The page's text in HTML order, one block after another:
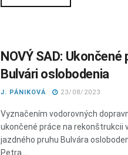
NOVÝ SAD: Ukončené
Bulvári oslobodenia
J. PÁNIKOVÁ 23/08/2023
Vyznačením vodorovných
ukončené práce na rekonštrukcii
jazdného pruhu Bulvára
Petra...